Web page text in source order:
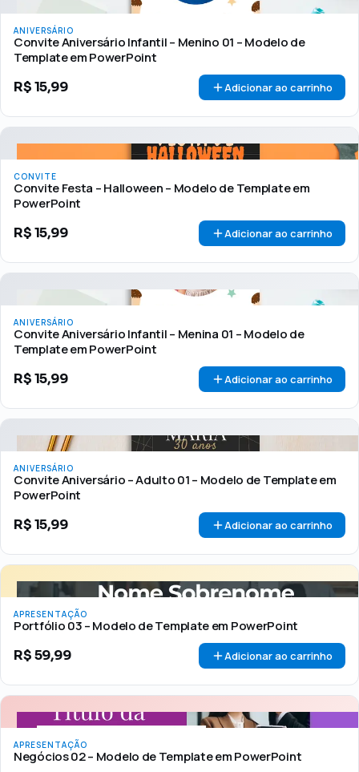
ANIVERSÁRIO
Convite Aniversário Infantil – Menino 01 – Modelo de
Template em PowerPoint
R$15,99 Adicionar ao carrinho
CONVITE
Convite Festa – Halloween – Modelo de Template em
PowerPoint
R$15,99 Adicionar ao carrinho
ANIVERSÁRIO
Convite Aniversário Infantil – Menina 01 – Modelo de
Template em PowerPoint
R$15,99 Adicionar ao carrinho
ANIVERSÁRIO
Convite Aniversário – Adulto 01 – Modelo de Template em
PowerPoint
R$15,99 Adicionar ao carrinho
APRESENTAÇÃO
Portfólio 03 – Modelo de Template em PowerPoint
R$59,99 Adicionar ao carrinho
APRESENTAÇÃO
Negócios 02 – Modelo de Template em PowerPoint